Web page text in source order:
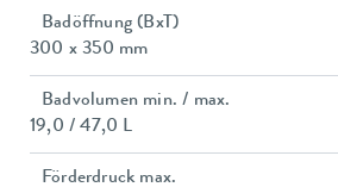
Badöffnung (BxT)
300 x 350 mm
Badvolumen min. / max.
19,0 / 47,0 L
Förderdruck max.